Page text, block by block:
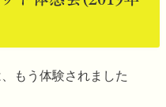
もう体験されました